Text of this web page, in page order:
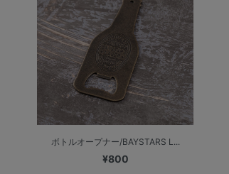
ボトルオープナー/BAYSTARS L...
¥800